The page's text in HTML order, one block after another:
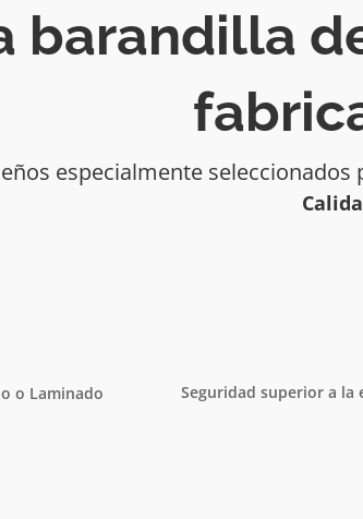
barandilla
especialmente
o Laminado Seguridad superior a la